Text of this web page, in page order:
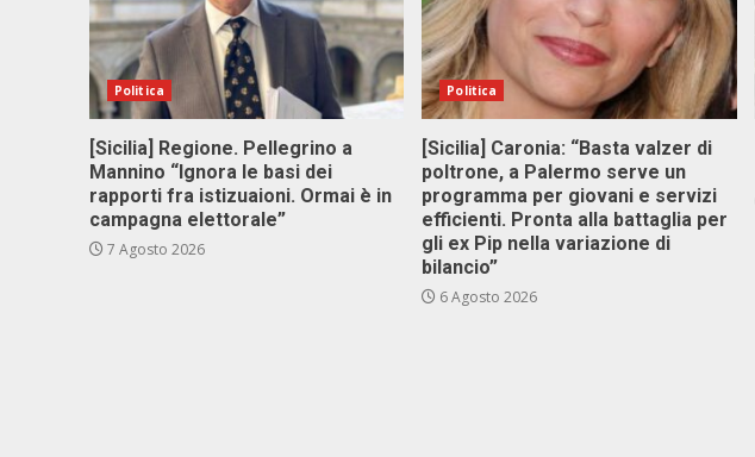
Politica
[Sicilia] Regione. Pellegrino a
Mannino “Ignora le basi dei
rapporti fra istizuaioni. Ormai è in
campagna elettorale”
7 Agosto 2026
Politica
[Sicilia] Caronia: “Basta valzer di
poltrone, a Palermo serve un
programma per giovani e servizi
efficienti. Pronta alla battaglia per
gli ex Pip nella variazione di
bilancio”
6 Agosto 2026